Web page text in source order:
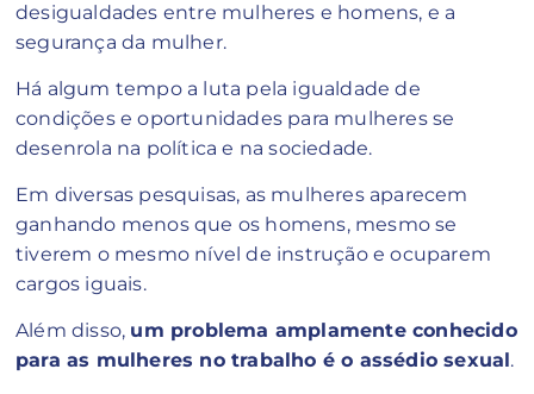
desigualdades entre mulheres e homens, e a
segurança da mulher.
Há algum tempo a luta pela igualdade de
condições e oportunidades para mulheres se
desenrola na política e na sociedade.
Em diversas pesquisas, as mulheres aparecem
ganhando menos que os homens, mesmo se
tiverem o mesmo nível de instrução e ocuparem
cargos iguais.
Além disso, um problema amplamente conhecido
para as mulheres no trabalho é o assédio sexual.